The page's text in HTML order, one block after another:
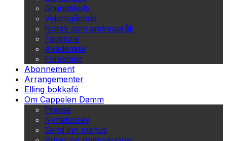
Grunnskole
Videregående
Norsk som andrespråk
Fagskole
Akademisk
Forskning
Abonnement
Arrangementer
Elling bokkafé
Om Cappelen Damm
Presse
Nyhetsbrev
Send inn manus